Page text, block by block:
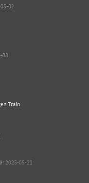
02
08
Train
2025-05-21